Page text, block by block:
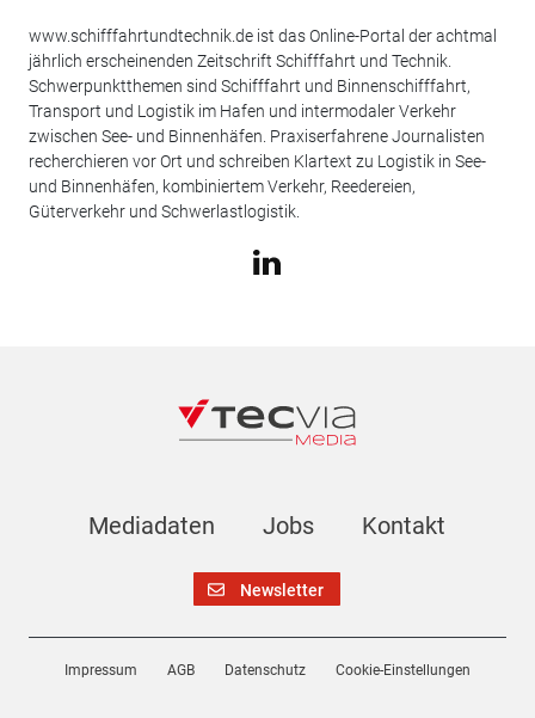
www.schifffahrtundtechnik.de ist das Online-Portal der achtmal
jährlich erscheinenden Zeitschrift Schifffahrt und Technik.
Schwerpunktthemen sind Schifffahrt und Binnenschifffahrt,
Transport und Logistik im Hafen und intermodaler Verkehr
zwischen See- und Binnenhäfen. Praxiserfahrene Journalisten
recherchieren vor Ort und schreiben Klartext zu Logistik in See-
und Binnenhäfen, kombiniertem Verkehr, Reedereien,
Güterverkehr und Schwerlastlogistik.
Mediadaten Jobs Kontakt
Newsletter
Impressum AGB Datenschutz Cookie-Einstellungen